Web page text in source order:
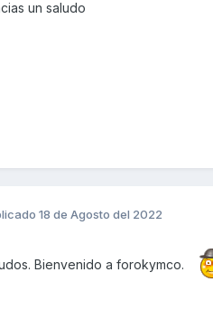
un saludo
18 de Agosto del 2022
Bienvenido a forokymco.